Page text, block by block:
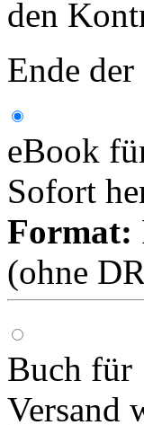
den
Ende
eBook
Sofort
Format:
(ohne
Buch für
Versand